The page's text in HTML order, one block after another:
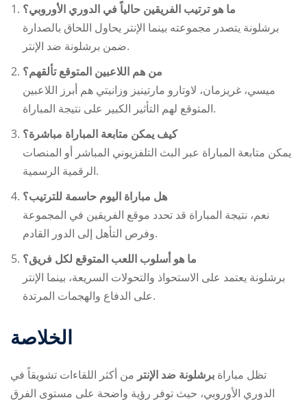
ما هو ترتيب الفريقين حالياً في الدوري الأوروبي؟
برشلونة يتصدر مجموعته بينما الإنتر يحاول اللحاق بالصدارة
ضمن برشلونة ضد الإنتر
.
من هم اللاعبين المتوقع تألقهم؟
ميسي، غريزمان، لاوتارو مارتينيز وزانيتي هم أبرز اللاعبين
المتوقع لهم التأثير الكبير على نتيجة المباراة.
كيف يمكن متابعة المباراة مباشرة؟
يمكن متابعة المباراة عبر البث التلفزيوني المباشر أو المنصات
الرقمية الرسمية.
هل مباراة اليوم حاسمة للترتيب؟
نعم، نتيجة المباراة قد تحدد موقع الفريقين في المجموعة
وفرص التأهل إلى الدور القادم.
ما هو أسلوب اللعب المتوقع لكل فريق؟
برشلونة يعتمد على الاستحواذ والتحولات السريعة، بينما الإنتر
على الدفاع والهجمات المرتدة.
الخلاصة
تظل مباراة برشلونة ضد الإنتر من أكثر اللقاءات تشويقاً في
الدوري الأوروبي، حيث توفر رؤية واضحة على مستوى الفرق